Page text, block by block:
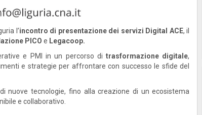
l’incontro di presentazione dei servizi Digital ACE, il
PICO e Legacoop.
e PMI in un percorso ditrasformazione digitale,
e strategie per affrontare con successo le sfide del
nuove tecnologie, fino alla creazione di un ecosistema
e collaborativo.